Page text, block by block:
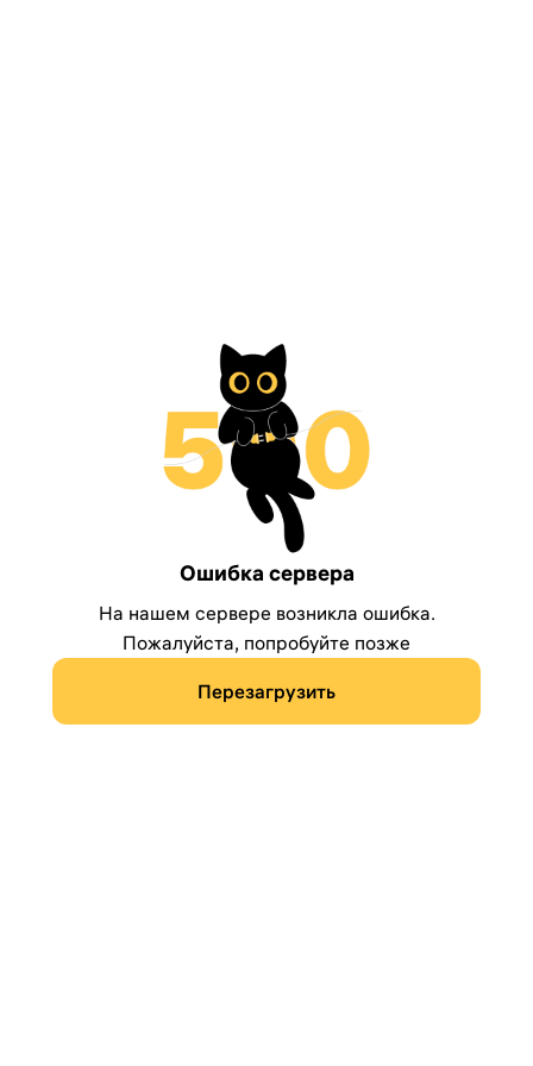
Ошибка сервера
На нашем сервере возникла ошибка.
Пожалуйста, попробуйте позже
Перезагрузить